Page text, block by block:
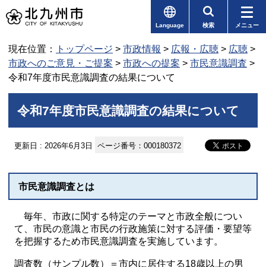
Language 検索 メニュー
現在位置： トップページ > 市政情報 > 広報・広聴 > 広聴 >
市政へのご意見・ご提案 > 市政への提案 > 市民意識調査 >
令和7年度市民意識調査の結果について
令和7年度市民意識調査の結果について
更新日 : 2026年6月3日 ページ番号：000180372
市民意識調査とは
毎年、市政に関する特定のテーマと市政全般につい
て、市民の意識と市民の行政施策に対する評価・要望等
を把握するため市民意識調査を実施しています。
調査数（サンプル数）＝市内に居住する18歳以上の男